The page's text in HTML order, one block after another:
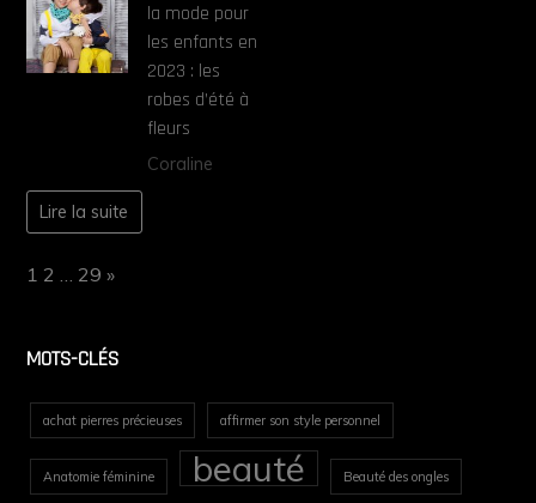
la mode pour
les enfants en
2023 : les
robes d’été à
fleurs
Coraline
Lire la suite
Page:
1 2 29 Next
»
MOTS-CLÉS
achat pierres précieuses affirmer son style personnel
Anatomie féminine beauté Beauté des ongles